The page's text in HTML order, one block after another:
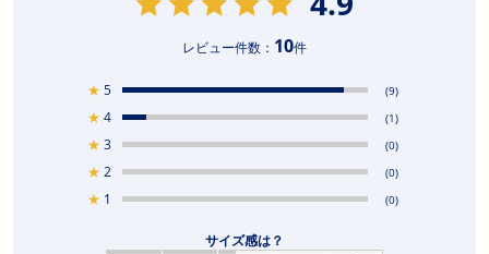
レビュー件数： 10件
★ 5 (9)
★ 4 (1)
★ 3 (0)
★ 2 (0)
★ 1 (0)
サイズ感は？